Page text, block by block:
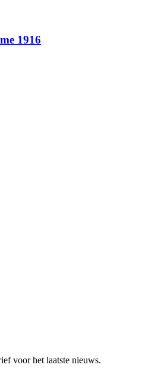
1916
voor het laatste nieuws.